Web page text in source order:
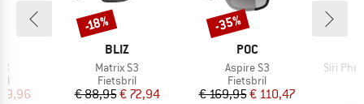
prijs
MERK
BLIZ
Artikel
Matrix S3
Productgroep
Fietsbril
Prijs
€ 88,95Verlaagde prijs
€ 72,94
Korting
-18%
MERK
POC
Artikel
Aspire S3
Productgroep
Fietsbril
Prijs
€ 169,95Verlaagde prijs
€ 110,47
Korting
-35%
Artikel
Siri